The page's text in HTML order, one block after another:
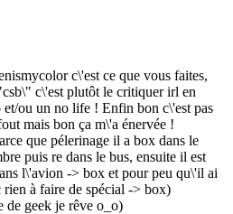
c\'est ce que vous faites,
c\'est plutôt le critiquer irl en
et/ou un no life ! Enfin bon c\'est pas
mais bon ça m\'a énervée !
que pélerinage il a box dans le
puis re dans le bus, ensuite il est
l\'avion -> box et pour peu qu\'il ai
à faire de spécial -> box)
de geek je rêve o_o)